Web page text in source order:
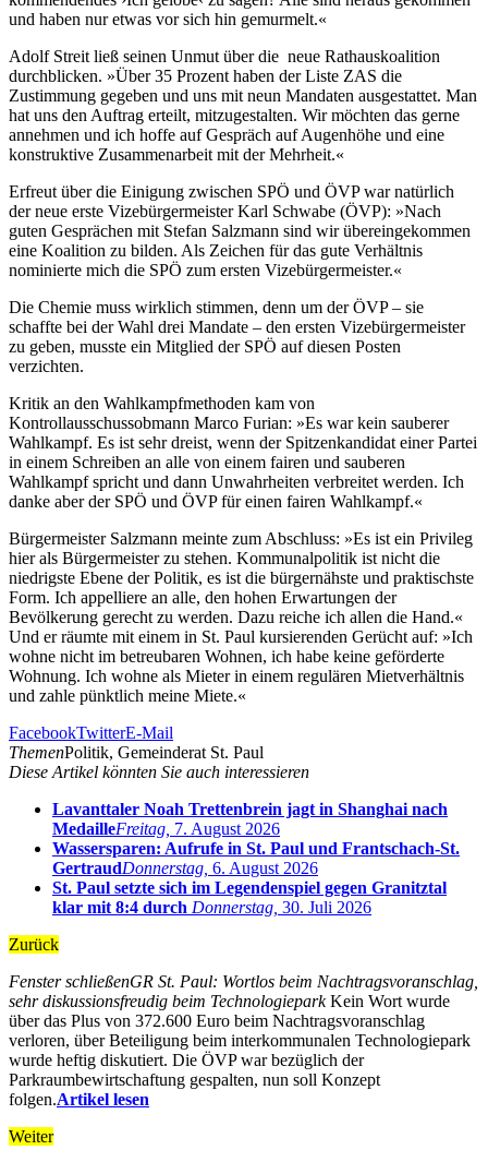
und haben nur etwas vor sich hin gemurmelt.«
Adolf Streit ließ seinen Unmut über die neue Rathauskoalition
durchblicken. »Über 35 Prozent haben der Liste ZAS die
Zustimmung gegeben und uns mit neun Mandaten ausgestattet. Man
hat uns den Auftrag erteilt, mitzugestalten. Wir möchten das gerne
annehmen und ich hoffe auf Gespräch auf Augenhöhe und eine
konstruktive Zusammenarbeit mit der Mehrheit.«
Erfreut über die Einigung zwischen SPÖ und ÖVP war natürlich
der neue erste Vizebürgermeister Karl Schwabe (ÖVP): »Nach
guten Gesprächen mit Stefan Salzmann sind wir übereingekommen
eine Koalition zu bilden. Als Zeichen für das gute Verhältnis
nominierte mich die SPÖ zum ersten Vizebürgermeister.«
Die Chemie muss wirklich stimmen, denn um der ÖVP – sie
schaffte bei der Wahl drei Mandate – den ersten Vizebürgermeister
zu geben, musste ein Mitglied der SPÖ auf diesen Posten
verzichten.
Kritik an den Wahlkampfmethoden kam von
Kontrollausschussobmann Marco Furian: »Es war kein sauberer
Wahlkampf. Es ist sehr dreist, wenn der Spitzenkandidat einer Partei
in einem Schreiben an alle von einem fairen und sauberen
Wahlkampf spricht und dann Unwahrheiten verbreitet werden. Ich
danke aber der SPÖ und ÖVP für einen fairen Wahlkampf.«
Bürgermeister Salzmann meinte zum Abschluss: »Es ist ein Privileg
hier als Bürgermeister zu stehen. Kommunalpolitik ist nicht die
niedrigste Ebene der Politik, es ist die bürgernähste und praktischste
Form. Ich appelliere an alle, den hohen Erwartungen der
Bevölkerung gerecht zu werden. Dazu reiche ich allen die Hand.«
Und er räumte mit einem in St. Paul kursierenden Gerücht auf: »Ich
wohne nicht im betreubaren Wohnen, ich habe keine geförderte
Wohnung. Ich wohne als Mieter in einem regulären Mietverhältnis
und zahle pünktlich meine Miete.«
FacebookTwitterE-Mail
ThemenPolitik, Gemeinderat St. Paul
Diese Artikel könnten Sie auch interessieren
Lavanttaler Noah Trettenbrein jagt in Shanghai nach
MedailleFreitag, 7. August 2026
Wassersparen: Aufrufe in St. Paul und Frantschach-St.
GertraudDonnerstag, 6. August 2026
St. Paul setzte sich im Legendenspiel gegen Granitztal
klar mit 8:4 durch Donnerstag, 30. Juli 2026
Zurück
Fenster schließenGR St. Paul: Wortlos beim Nachtragsvoranschlag,
sehr diskussionsfreudig beim TechnologieparkKein Wort wurde
über das Plus von 372.600 Euro beim Nachtragsvoranschlag
verloren, über Beteiligung beim interkommunalen Technologiepark
wurde heftig diskutiert. Die ÖVP war bezüglich der
Parkraumbewirtschaftung gespalten, nun soll Konzept
folgen.Artikel lesen
Weiter